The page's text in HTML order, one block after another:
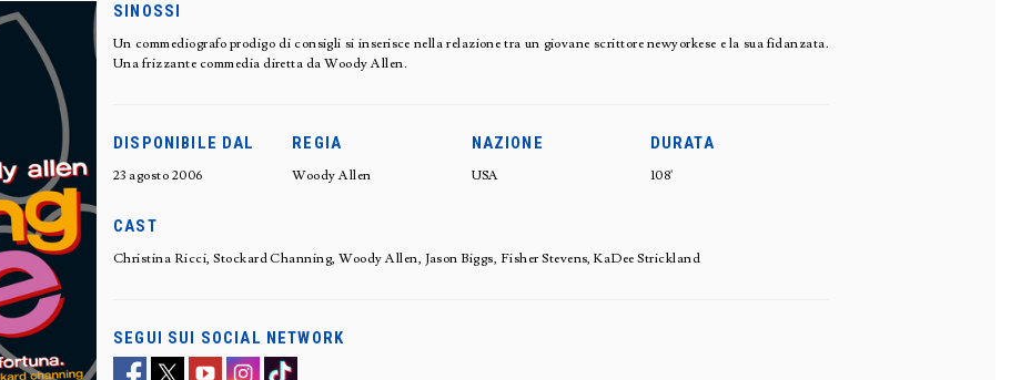
SINOSSI
Un commediografo prodigo di consigli si inserisce nella relazione tra un giovane scrittore newyorkese e la sua fidanzata.
Una frizzante commedia diretta da Woody Allen.
DISPONIBILE DAL
23 agosto 2006
REGIA
Woody Allen
NAZIONE
USA
DURATA
108'
CAST
Christina Ricci, Stockard Channing, Woody Allen, Jason Biggs, Fisher Stevens, KaDee Strickland
SEGUI SUI SOCIAL NETWORK